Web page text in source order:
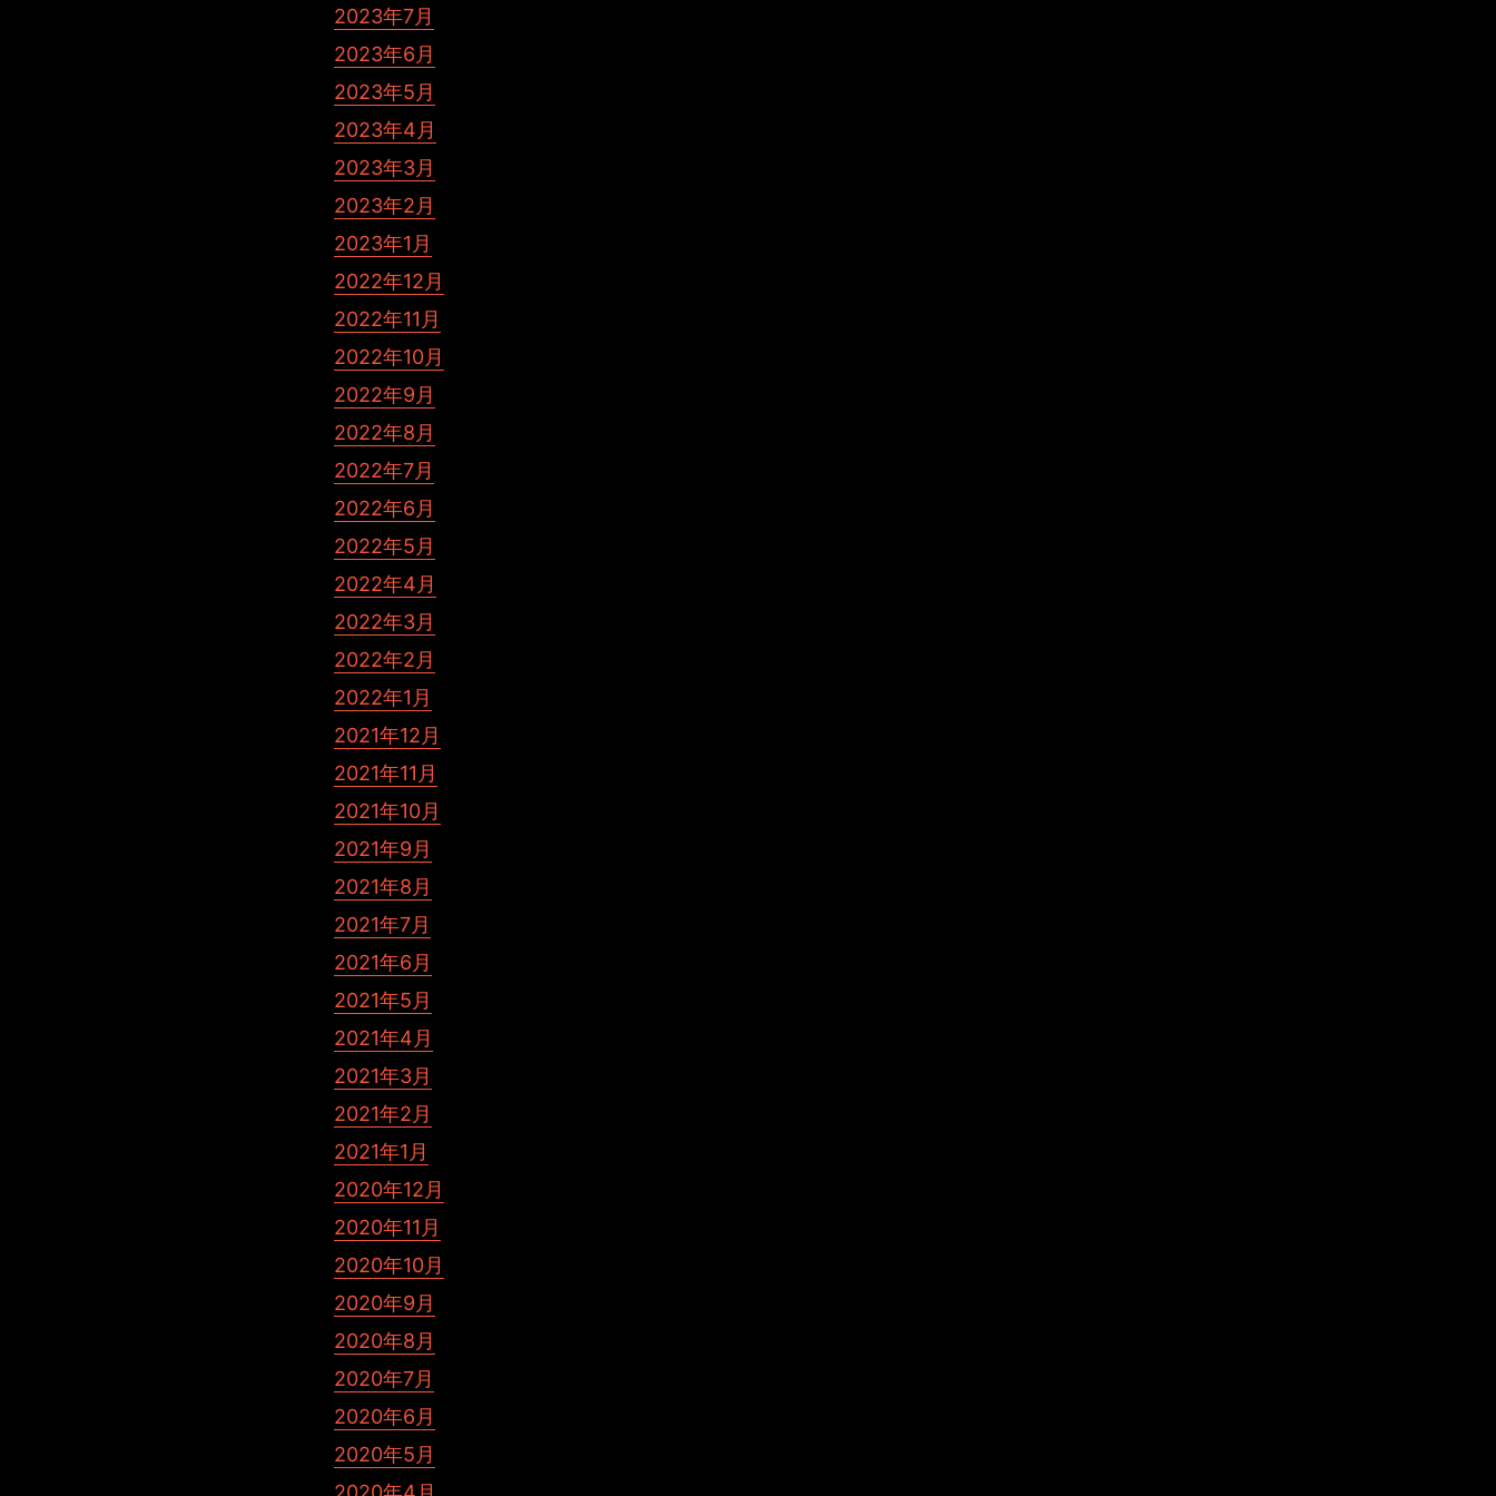
2023年7月
2023年6月
2023年5月
2023年4月
2023年3月
2023年2月
2023年1月
2022年12月
2022年11月
2022年10月
2022年9月
2022年8月
2022年7月
2022年6月
2022年5月
2022年4月
2022年3月
2022年2月
2022年1月
2021年12月
2021年11月
2021年10月
2021年9月
2021年8月
2021年7月
2021年6月
2021年5月
2021年4月
2021年3月
2021年2月
2021年1月
2020年12月
2020年11月
2020年10月
2020年9月
2020年8月
2020年7月
2020年6月
2020年5月